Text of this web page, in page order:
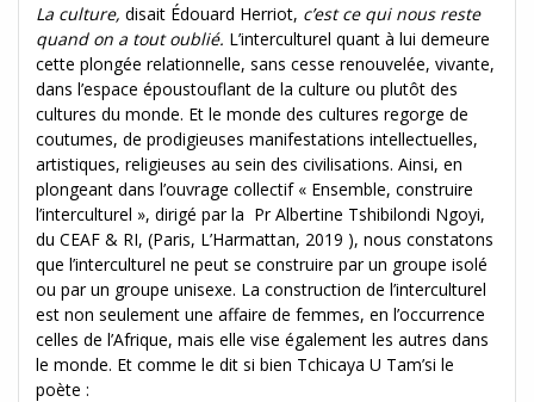
La culture, disait Édouard Herriot, c’est ce qui nous reste
quand on a tout oublié. L’interculturel quant à lui demeure
cette plongée relationnelle, sans cesse renouvelée, vivante,
dans l’espace époustouflant de la culture ou plutôt des
cultures du monde. Et le monde des cultures regorge de
coutumes, de prodigieuses manifestations intellectuelles,
artistiques, religieuses au sein des civilisations. Ainsi, en
plongeant dans l’ouvrage collectif « Ensemble, construire
l’interculturel », dirigé par la Pr Albertine Tshibilondi Ngoyi,
du CEAF & RI, (Paris, L’Harmattan, 2019 ), nous constatons
que l’interculturel ne peut se construire par un groupe isolé
ou par un groupe unisexe. La construction de l’interculturel
est non seulement une affaire de femmes, en l’occurrence
celles de l’Afrique, mais elle vise également les autres dans
le monde. Et comme le dit si bien Tchicaya U Tam’si le
poète :